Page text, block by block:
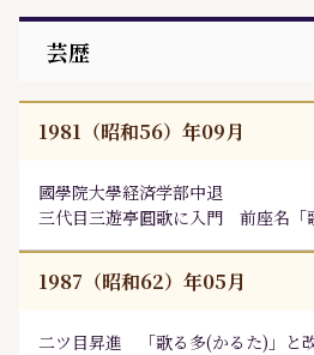
芸歴
1981（昭和56）年09月
國學院大學経済学部中退
三代目三遊亭圓歌に入門 前座名「
1987（昭和62）年05月
二ツ目昇進 「歌る多(かるた)」と